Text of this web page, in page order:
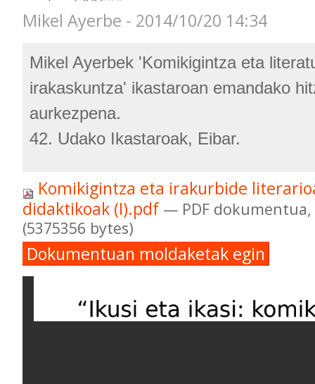
Mikel Ayerbe - 2014/10/20 14:34
Mikel Ayerbek 'Komikigintza eta
irakaskuntza' ikastaroan emandako
aurkezpena.
42. Udako Ikastaroak, Eibar.
Komikigintza eta irakurbide
didaktikoak (I).pdf — PDF dokumentua,
(5375356 bytes)
Dokumentuan moldaketak egin